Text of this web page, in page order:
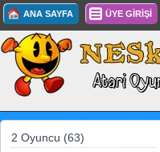
ANA SAYFA ÜYE GİRİŞİ
2 Oyuncu (63)